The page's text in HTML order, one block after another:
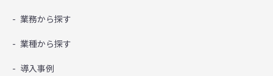
業務から探す
業種から探す
導入事例